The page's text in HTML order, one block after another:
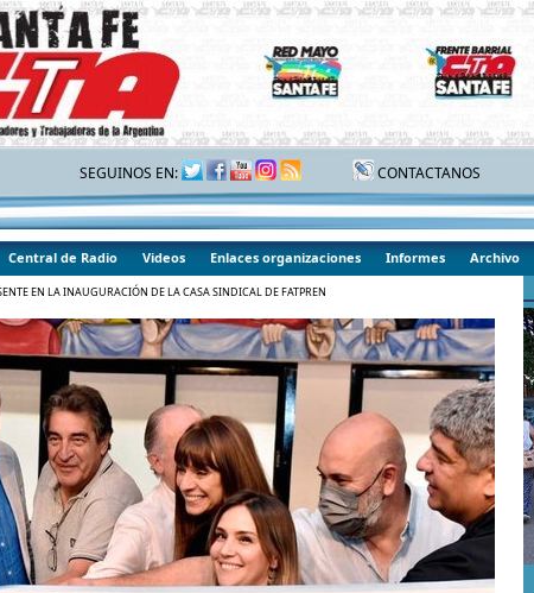
SEGUINOS EN: CONTACTANOS
Central de Radio Videos Enlaces organizaciones Informes Archivo
EN LA INAUGURACIÓN DE LA CASA SINDICAL DE FATPREN